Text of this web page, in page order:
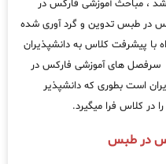
، مباحث آموزشی فارکس در
در طبس تدوین و گرد آوری شده
با پیشرفت کلاس به دانشپذیران
سرفصل های آموزشی فارکس در
است بطوری که دانشپذیر
در کلاس فرا میگیرد.
در طبس